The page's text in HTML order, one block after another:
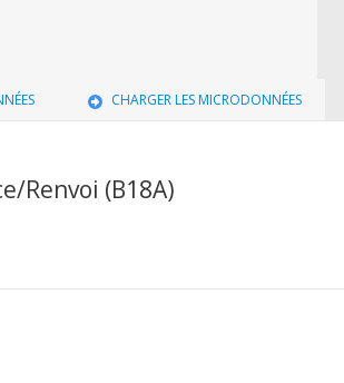
CHARGER LES MICRODONNÉES
Renvoi (B18A)